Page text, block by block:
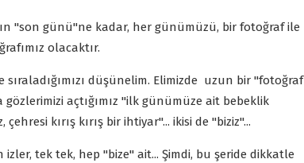
"son günü"ne kadar, her günümüzü, bir fotoğraf ile
olacaktır.
sıraladığımızı düşünelim. Elimizde uzun bir "fotoğraf
açtığımız "ilk günümüze ait bebeklik
kırış kırış bir ihtiyar"... ikisi de "biziz"...
tek tek, hep "bize" ait... Şimdi, bu şeride dikkatle